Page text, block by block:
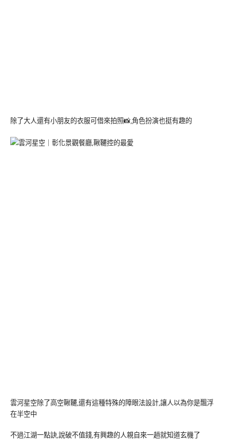
除了大人還有小朋友的衣服可借來拍照📸,角色扮演也挺有趣的
雲河星空除了高空鞦韆,還有這種特殊的障眼法設計,讓人以為你是飄浮
在半空中
不過江湖一點訣,說破不值錢,有興趣的人親自來一趟就知道玄機了